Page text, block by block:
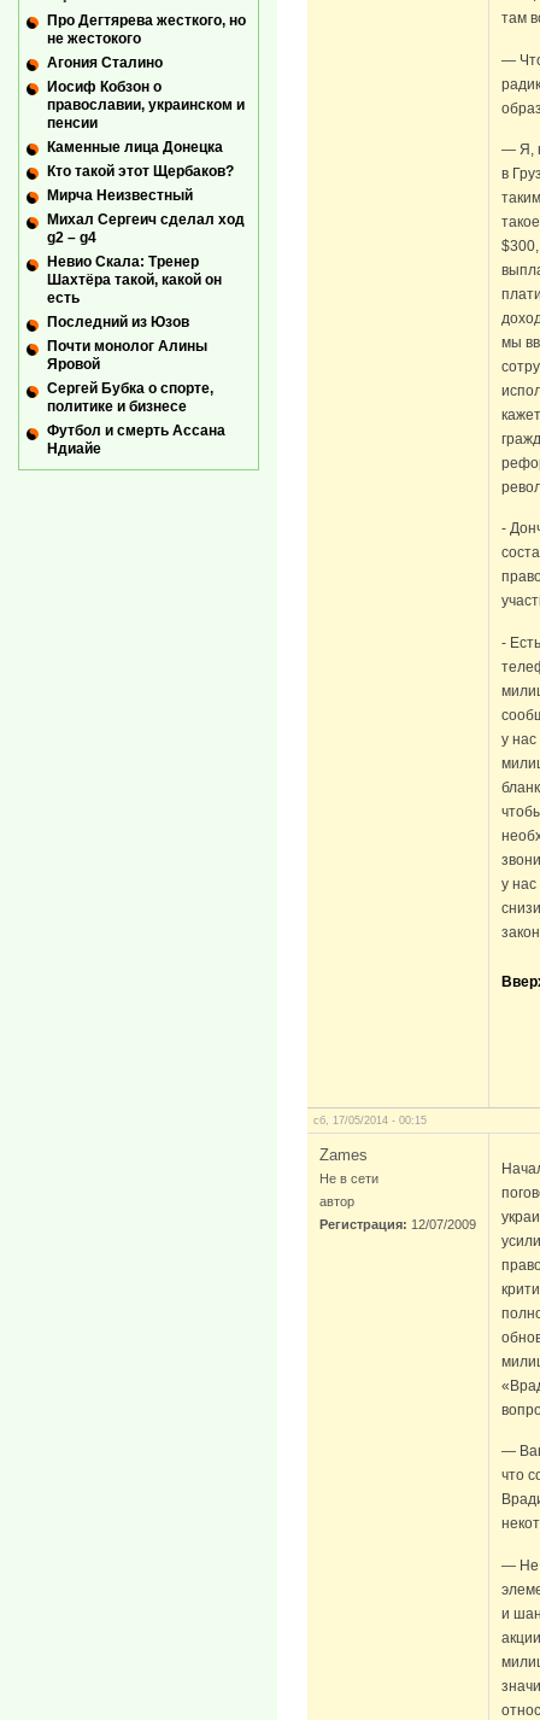
там
—
— Я,
в
мы
-
-
у
у
сб, 17/05/2014 - 00:15
Zames
Не в сети
автор
Регистрация: 12/07/2009
—
что
— Не
и
Про Дегтярева жесткого, но
не жестокого
Агония Сталино
Иосиф Кобзон о
православии, украинском и
пенсии
Каменные лица Донецка
Кто такой этот Щербаков?
Мирча Неизвестный
Михал Сергеич сделал ход
g2 – g4
Невио Скала: Тренер
Шахтёра такой, какой он
есть
Последний из Юзов
Почти монолог Алины
Яровой
Сергей Бубка о спорте,
политике и бизнесе
Футбол и смерть Ассана
Ндиайе